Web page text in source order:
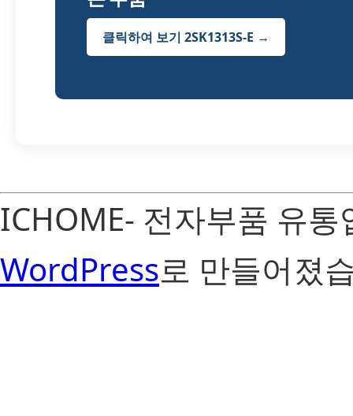
클릭하여 보기 2SK1313S-E →
ICHOME- 전자부품 유
WordPress로 만들어졌